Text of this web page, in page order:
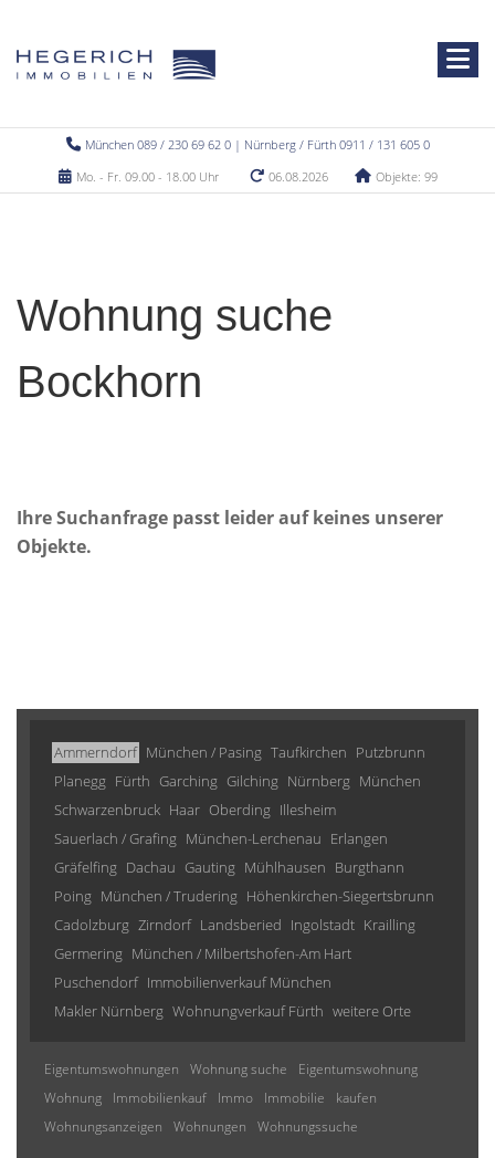
München 089 / 230 69 62 0 | Nürnberg / Fürth 0911 / 131 605 0
Mo. - Fr. 09.00 - 18.00 Uhr
06.08.2026 Objekte: 99
Wohnung suche
Bockhorn
Ihre Suchanfrage passt leider auf keines unserer
Objekte.
Ammerndorf München / Pasing Taufkirchen Putzbrunn
Planegg Fürth Garching Gilching Nürnberg München
Schwarzenbruck Haar Oberding Illesheim
Sauerlach / Grafing München-Lerchenau Erlangen
Gräfelfing Dachau Gauting Mühlhausen Burgthann
Poing München / Trudering Höhenkirchen-Siegertsbrunn
Cadolzburg Zirndorf Landsberied Ingolstadt Krailling
Germering München / Milbertshofen-Am Hart
Puschendorf Immobilienverkauf München
Makler Nürnberg Wohnungverkauf Fürth weitere Orte
Eigentumswohnungen Wohnung suche
Eigentumswohnung
Wohnung
Immobilienkauf Immo Immobilie
kaufen
Wohnungsanzeigen
Wohnungen Wohnungssuche